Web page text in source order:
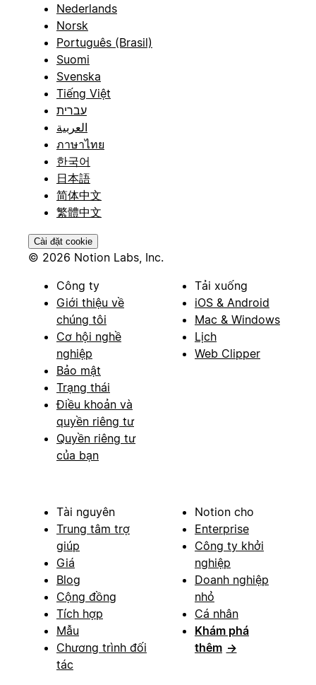
Nederlands
Norsk
Português (Brasil)
Suomi
Svenska
Tiếng Việt
עברית
العربية
ภาษาไทย
한국어
日本語
简体中文
繁體中文
Cài đặt cookie
© 2026 Notion Labs, Inc.
Công ty
Giới thiệu về
chúng tôi
Cơ hội nghề
nghiệp
Bảo mật
Trạng thái
Điều khoản và
quyền riêng tư
Quyền riêng tư
của bạn
Tải xuống
iOS & Android
Mac & Windows
Lịch
Web Clipper
Tài nguyên
Trung tâm trợ
giúp
Giá
Blog
Cộng đồng
Tích hợp
Mẫu
Chương trình đối
tác
Notion cho
Enterprise
Công ty khởi
nghiệp
Doanh nghiệp
nhỏ
Cá nhân
Khám phá
thêm →